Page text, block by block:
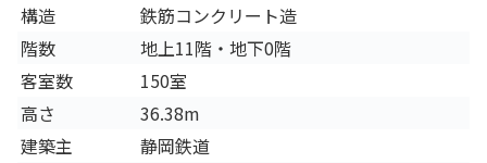
構造
鉄筋コンクリート造
階数
地上11階・地下0階
客室数
150室
高さ
36.38m
建築主
静岡鉄道